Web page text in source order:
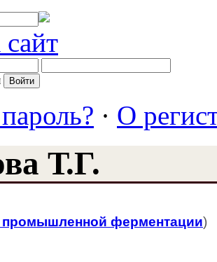
· О
Т.Г.
промышленной ферментации)